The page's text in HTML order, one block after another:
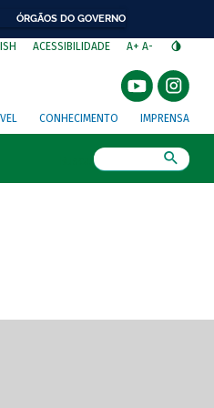
ÓRGÃOS DO GOVERNO
ACESSIBILIDADE A+ A-
CONHECIMENTO IMPRENSA